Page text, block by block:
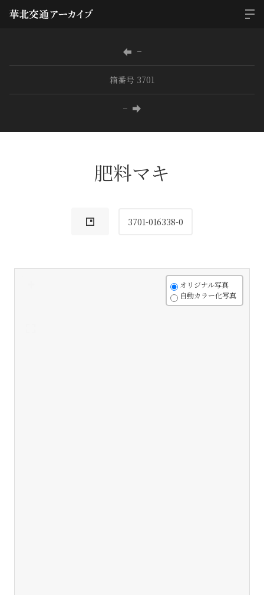
−
箱番号 3701
−
肥料マキ
3701-016338-0
オリジナル写真
自動カラー化写真